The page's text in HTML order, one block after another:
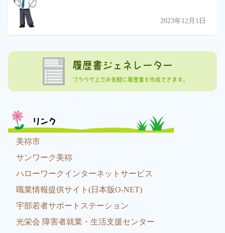
2023年12月1日
履歴書ジェネレーター
ブラウザ上でお気軽に履歴書を作成できます。
リンク
美祢市
サンワーク美祢
ハローワークインターネットサービス
職業情報提供サイト(日本版O-NET)
宇部若者サポートステーション
光栄会 障害者就業・生活支援センター